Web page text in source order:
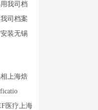
我司档
司档案
装无锡
上海焙
医疗上海